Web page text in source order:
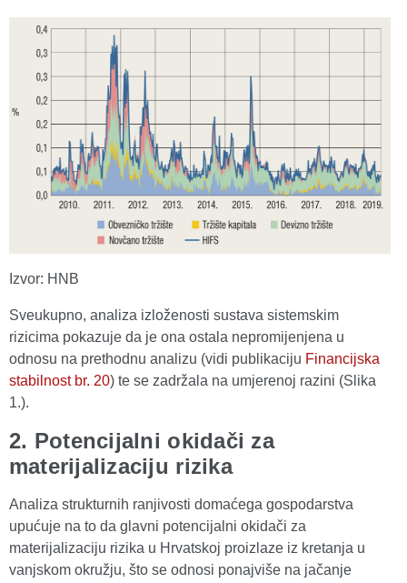
Izvor: HNB
Sveukupno, analiza izloženosti sustava sistemskim
rizicima pokazuje da je ona ostala nepromijenjena u
odnosu na prethodnu analizu (vidi publikaciju Financijska
stabilnost br. 20) te se zadržala na umjerenoj razini (Slika
1.).
2. Potencijalni okidači za
materijalizaciju rizika
Analiza strukturnih ranjivosti domaćega gospodarstva
upućuje na to da glavni potencijalni okidači za
materijalizaciju rizika u Hrvatskoj proizlaze iz kretanja u
vanjskom okružju, što se odnosi ponajviše na jačanje